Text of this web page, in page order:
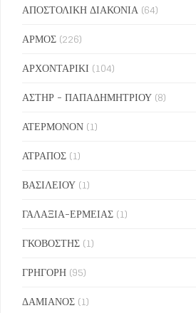
ΑΠΟΣΤΟΛΙΚΗ ΔΙΑΚΟΝΙΑ (64)
ΑΡΜΟΣ (226)
ΑΡΧΟΝΤΑΡΙΚΙ (104)
ΑΣΤΗΡ - ΠΑΠΑΔΗΜΗΤΡΙΟΥ (8)
ΑΤΕΡΜΟΝΟΝ (1)
ΑΤΡΑΠΟΣ (1)
ΒΑΣΙΛΕΙΟΥ (1)
ΓΑΛΑΞΙΑ-ΕΡΜΕΙΑΣ (1)
ΓΚΟΒΟΣΤΗΣ (1)
ΓΡΗΓΟΡΗ (95)
ΔΑΜΙΑΝΟΣ (1)